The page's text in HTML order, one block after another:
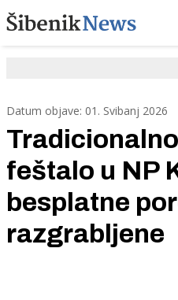
Datum objave: 01. Svibanj 2026
feštalo u NP
besplatne
razgrabljene